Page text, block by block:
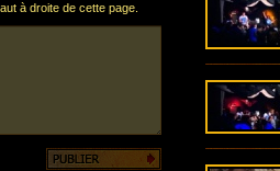
à droite de cette page.